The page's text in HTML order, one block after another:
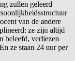
zullen geleerd
van de andere
ze zijn altijd
beleefd, verliezen
ze staan 24 uur per